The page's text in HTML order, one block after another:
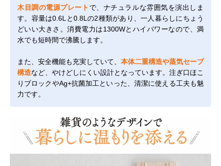
木目調の電源プレート で、ナチュラルな雰囲気を演出しま
す。容量は0.6Lと0.8Lの2種類があり、一人暮らしにちょう
どいい大きさ。消費電力は1300Wとハイパワーなので、満
水でも短時間で沸騰します。
また、安全機能も充実していて、 本体二重構造や蒸気セーブ
構造など、やけどしにくい設計となっています。注ぎ口ほこ
りブロックやAg+抗菌加工といった、清潔に使える工夫も魅
力です。